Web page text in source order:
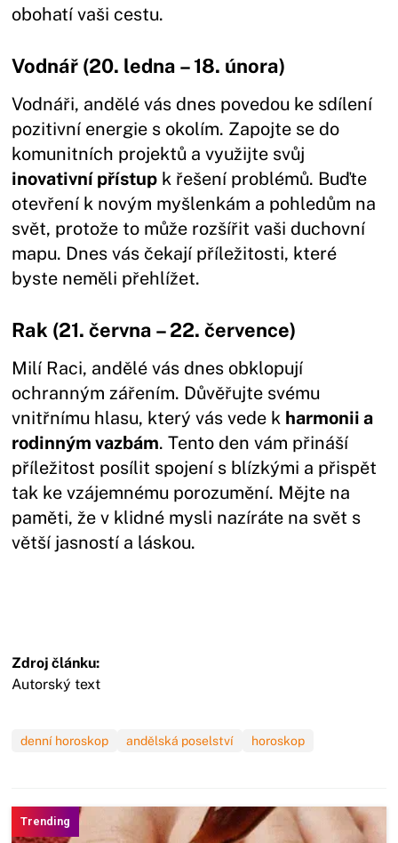
obohatí vaši cestu.
Vodnář (20. ledna – 18. února)
Vodnáři, andělé vás dnes povedou ke sdílení
pozitivní energie s okolím. Zapojte se do
komunitních projektů a využijte svůj
inovativní přístup k řešení problémů. Buďte
otevření k novým myšlenkám a pohledům na
svět, protože to může rozšířit vaši duchovní
mapu. Dnes vás čekají příležitosti, které
byste neměli přehlížet.
Rak (21. června – 22. července)
Milí Raci, andělé vás dnes obklopují
ochranným zářením. Důvěřujte svému
vnitřnímu hlasu, který vás vede k harmonii a
rodinným vazbám. Tento den vám přináší
příležitost posílit spojení s blízkými a přispět
tak ke vzájemnému porozumění. Mějte na
paměti, že v klidné mysli nazíráte na svět s
větší jasností a láskou.
Zdroj článku:
Autorský text
denní horoskop andělská poselství horoskop